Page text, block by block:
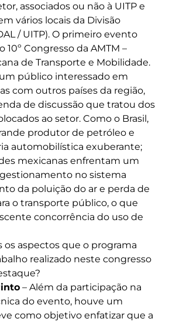
associados ou não à UITP e
vários locais da Divisão
/ UITP). O primeiro evento
Congresso da AMTM –
de Transporte e Mobilidade.
público interessado em
com outros países da região,
de discussão que tratou dos
ao setor. Como o Brasil,
produtor de petróleo e
automobilística exuberante;
mexicanas enfrentam um
no sistema
da poluição do ar e perda de
o transporte público, o que
concorrência do uso de
os aspectos que o programa
realizado neste congresso
– Além da participação na
do evento, houve um
como objetivo enfatizar que a